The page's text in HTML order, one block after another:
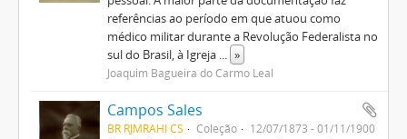
referências ao período em que atuou como
médico militar durante a Revolução Federalista no
sul do Brasil, à Igreja ... »
Joaquim Bagueira do Carmo Leal
Campos Sales
BR RJMRAHI CS Coleção 12/07/1873 - 01/11/1900